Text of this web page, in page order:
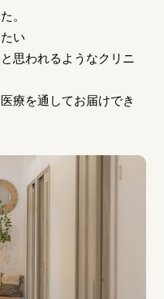
。
い
思われるようなクリニ
療を通してお届けでき